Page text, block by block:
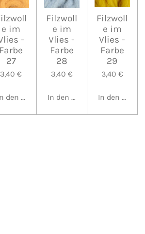
e im
-
Farbe
27
3,40 €
den Warenkorb
Filzwoll
e im
Vlies -
Farbe
28
3,40 €
In den Warenkorb
Filzwoll
e im
Vlies -
Farbe
29
3,40 €
In den